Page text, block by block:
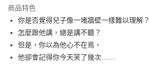
付款後全家取貨
每筆NT$60，滿NT$499(含以上)免運費
付款後7-11取貨
每筆NT$60，滿NT$499(含以上)免運費
商品特色
你是否覺得兒子像一堵牆壁一樣難以理解？
怎麼跟他講，總是講不聽？
但是，你以為他心不在焉，
他卻會記得你今天笑了幾次……